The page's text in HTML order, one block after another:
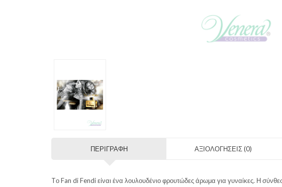
ΠΕΡΙΓΡΑΦΉ ΑΞΙΟΛΟΓΉΣΕΙΣ (0)
Tο Fan di Fendi είναι ένα λουλουδένιο φρουτώδες άρωμα για γυναίκες. Η